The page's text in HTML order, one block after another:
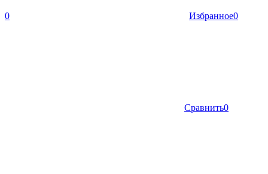
0 Избранное0
Сравнить0